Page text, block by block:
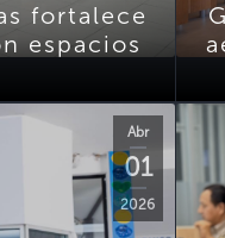
fortalece
espacios
Abr
01
2026